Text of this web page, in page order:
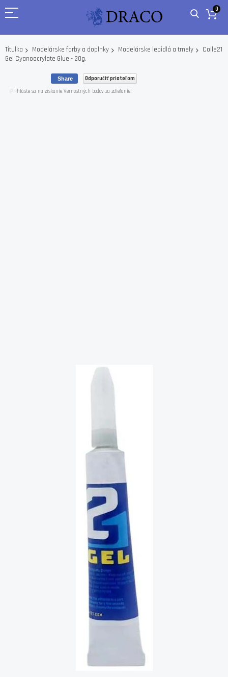
0
Titulka Modelárske farby a doplnky Modelárske lepidlá a tmely
Colle21
Gel Cyanoacrylate Glue - 20g.
Share
Odporučiť priateľom
Prihláste sa na získanie Vernostných bodov za zdieľanie!